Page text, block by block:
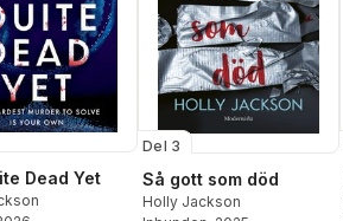
Dead Yet
Del 3
Så gott som död
Holly Jackson